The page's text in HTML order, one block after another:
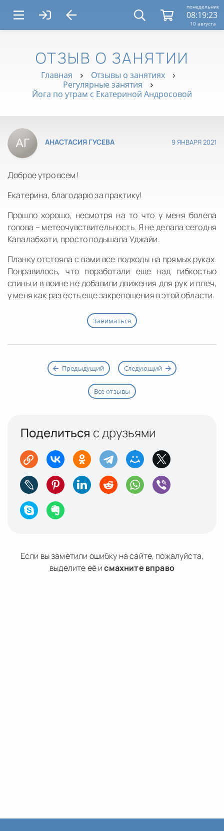
понедельник
08:19:23
10 августа
ОТЗЫВ О ЗАНЯТИИ
Главная
Отзывы о занятиях
Регулярные занятия
Йога по утрам с Екатериной Андросовой
АНАСТАСИЯ ГУСЕВА 9 ЯНВАРЯ 2021
Доброе утро всем!
Екатерина, благодарю за практику!
Прошло хорошо, несмотря на то что у меня болела
голова – метеочувствительность. Я не делала сегодня
Капалабхати, просто подышала Уджайи.
Планку отстояла с вами все подходы на прямых руках.
Понравилось, что поработали еще над гибкостью
спины и в воине не добавили движения для рук и плеч,
у меня как раз есть еще закрепощения в этой области.
Заниматься
Предыдущий Следующий
Все отзывы
Поделиться с друзьями
Если вы заметили ошибку на сайте, пожалуйста,
выделите её исмахните вправо